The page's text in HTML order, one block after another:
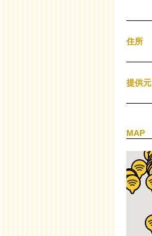
住所
提供元
MAP